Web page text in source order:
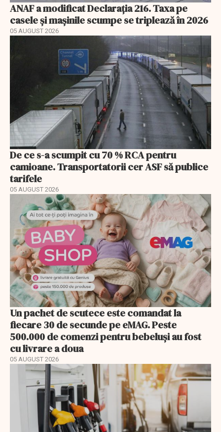
ANAF a modificat Declarația 216. Taxa pe
casele și mașinile scumpe se triplează în 2026
05 AUGUST 2026
De ce s-a scumpit cu 70 % RCA pentru
camioane. Transportatorii cer ASF să publice
tarifele
05 AUGUST 2026
Un pachet de scutece este comandat la
fiecare 30 de secunde pe eMAG. Peste
500.000 de comenzi pentru bebeluși au fost
cu livrare a doua
05 AUGUST 2026